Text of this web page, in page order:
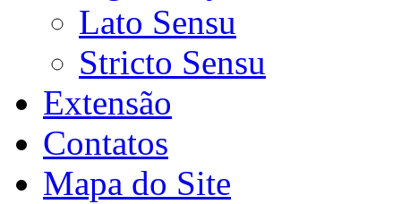
Lato Sensu
Stricto Sensu
Extensão
Contatos
Mapa do Site